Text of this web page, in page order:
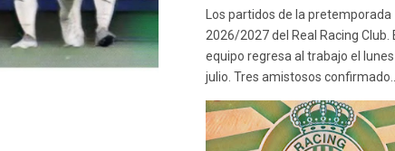
Los partidos de la pretemporada
2026/2027 del Real Racing Club.
equipo regresa al trabajo el
julio. Tres amistosos confirmado...